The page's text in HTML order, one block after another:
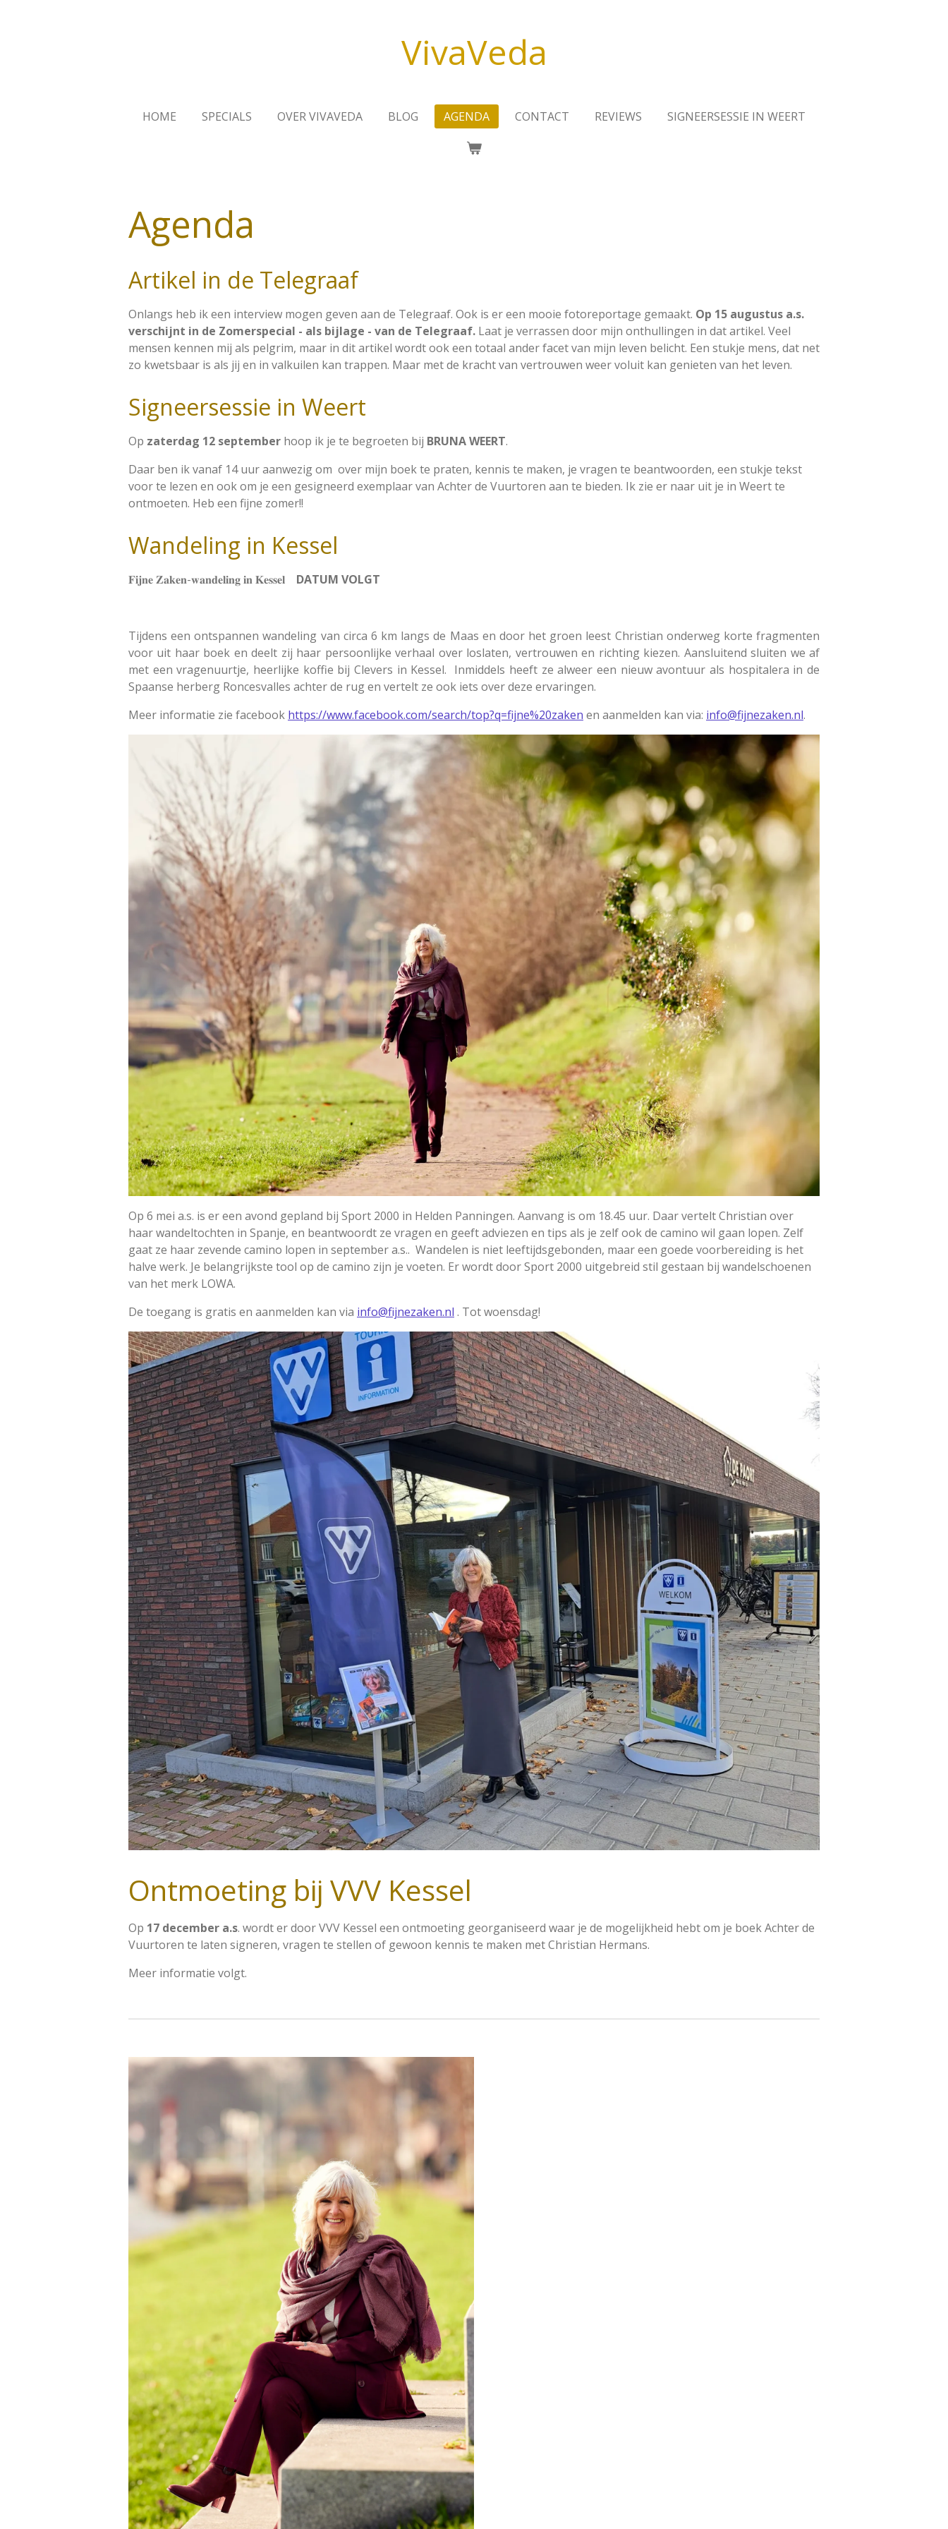
VivaVeda
HOME SPECIALS OVER VIVAVEDA BLOG AGENDA CONTACT REVIEWS SIGNEERSESSIE IN WEERT
Agenda
Artikel in de Telegraaf
Onlangs heb ik een interview mogen geven aan de Telegraaf. Ook is er een mooie fotoreportage gemaakt. Op 15 augustus a.s.
verschijnt in de Zomerspecial - als bijlage - van de Telegraaf. Laat je verrassen door mijn onthullingen in dat artikel. Veel
mensen kennen mij als pelgrim, maar in dit artikel wordt ook een totaal ander facet van mijn leven belicht. Een stukje mens, dat net
zo kwetsbaar is als jij en in valkuilen kan trappen. Maar met de kracht van vertrouwen weer voluit kan genieten van het leven.
Signeersessie in Weert
Op zaterdag 12 september hoop ik je te begroeten bij BRUNA WEERT.
Daar ben ik vanaf 14 uur aanwezig om over mijn boek te praten, kennis te maken, je vragen te beantwoorden, een stukje tekst
voor te lezen en ook om je een gesigneerd exemplaar van Achter de Vuurtoren aan te bieden. Ik zie er naar uit je in Weert te
ontmoeten. Heb een fijne zomer!!
Wandeling in Kessel
𝐅𝐢𝐣𝐧𝐞 𝐙𝐚𝐤𝐞𝐧-𝐰𝐚𝐧𝐝𝐞𝐥𝐢𝐧𝐠 𝐢𝐧 𝐊𝐞𝐬𝐬𝐞𝐥 DATUM VOLGT
Tijdens een ontspannen wandeling van circa 6 km langs de Maas en door het groen leest Christian onderweg korte fragmenten
voor uit haar boek en deelt zij haar persoonlijke verhaal over loslaten, vertrouwen en richting kiezen. Aansluitend sluiten we af
met een vragenuurtje, heerlijke koffie bij Clevers in Kessel. Inmiddels heeft ze alweer een nieuw avontuur als hospitalera in de
Spaanse herberg Roncesvalles achter de rug en vertelt ze ook iets over deze ervaringen.
Meer informatie zie facebook https://www.facebook.com/search/top?q=fijne%20zaken en aanmelden kan via: info@fijnezaken.nl.
Op 6 mei a.s. is er een avond gepland bij Sport 2000 in Helden Panningen. Aanvang is om 18.45 uur. Daar vertelt Christian over
haar wandeltochten in Spanje, en beantwoordt ze vragen en geeft adviezen en tips als je zelf ook de camino wil gaan lopen. Zelf
gaat ze haar zevende camino lopen in september a.s.. Wandelen is niet leeftijdsgebonden, maar een goede voorbereiding is het
halve werk. Je belangrijkste tool op de camino zijn je voeten. Er wordt door Sport 2000 uitgebreid stil gestaan bij wandelschoenen
van het merk LOWA.
De toegang is gratis en aanmelden kan via info@fijnezaken.nl . Tot woensdag!
Ontmoeting bij VVV Kessel
Op 17 december a.s. wordt er door VVV Kessel een ontmoeting georganiseerd waar je de mogelijkheid hebt om je boek Achter de
Vuurtoren te laten signeren, vragen te stellen of gewoon kennis te maken met Christian Hermans.
Meer informatie volgt.